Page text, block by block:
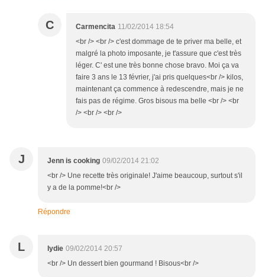
C Carmencita 11/02/2014 18:54
<br /> <br /> c'est dommage de te priver ma belle, et
malgré la photo imposante, je t'assure que c'est très
léger. C' est une très bonne chose bravo. Moi ça va
faire 3 ans le 13 février, j'ai pris quelques<br /> kilos,
maintenant ça commence à redescendre, mais je ne
fais pas de régime. Gros bisous ma belle <br /> <br
/> <br /> <br />
J Jenn is cooking 09/02/2014 21:02
<br /> Une recette très originale! J'aime beaucoup, surtout s'il
y a de la pomme!<br />
Répondre
L lydie 09/02/2014 20:57
<br /> Un dessert bien gourmand ! Bisous<br />